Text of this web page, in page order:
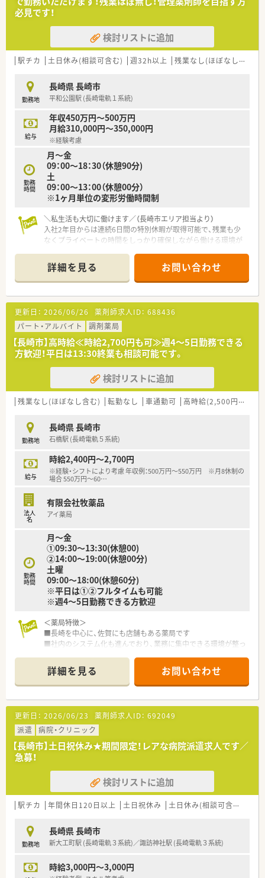
迎バスは諫早方面、長崎方面から朝晩1本ずつございます)
■施設内には喫茶店やカフェが併設されております。
■診療受付時間は平日16:30まで、土曜は11:30までです。
■診療時間は平日17:00まで、土曜は12:30までです。
■休診日は日・祝日、第2第4土曜日、年末年始(12/29～1/3)です
率化が図られています。分包機はトーショーの製品を使用して
います。
【設備面について】
■電子カルテとオーダリングシステムを導入しております
■分包機はトーショーの製品を導入しております
【業務内容について】
■医薬品の調剤、薬品の管理、病棟服薬指導、混注業務、その他付
随する業務がございます。
■地域密着型の療養メインの病院です。
■残業はほぼ発生していない状況です
【休日】
■土曜半日と日祝がお休みです(第2,4土曜日はお休みです)
【従業員情報】
■薬剤師は2名在籍しております(50代男性薬局長、50代女性薬
剤師)
■調剤助手は2名、女性の方がサポート頂いております
【募集背景と求める人物像について】
■体制整備を目的とした増員募集であり、新しい仲間を求めてい
ます。チームワークを重視し、患者様一人ひとりに寄り添った医
療を提供できる方を歓迎しております。
必見です！
検討リストに追加
駅チカ 土日休み(相談可含む) 週32h以上 残業なし(ほぼなし含む)
勤務地
長崎県 長崎市
平和公園駅 (長崎電軌１系統)
給与
年収450万円～500万円
月給310,000円～350,000円
※経験考慮
勤務
時間
月～金
09：00～18：30（休憩90分)
土
09：00～13：00（休憩00分）
※1ヶ月単位の変形労働時間制
＼私生活も大切に働けます／（長崎市エリア担当より）
入社2年目からは連続6日間の特別休暇が取得可能で、残業も少
なくプライベートの時間をしっかり確保しながら働ける環境が
＊------------------------------------------＊
【店舗情報と応需状況について】
■長崎電気軌道1系統の平和公園駅から徒歩7分ほどの場所に位
置しており、毎日の通勤にも非常に便利な立地環境となっていま
す。
■近隣のクリニックから整形外科の処方箋をメインに1日あたり
約40枚応需しており、専門的な知識を深めることができる環境
です。
■店舗の開局時間は平日の9時から18時30分までとなっており、
土曜日は9時から13時までの午前のみの営業を行っています。
【法人特徴について】
■九州エリアにおいて複数の店舗を展開しており、地域に密着し
■社長自らも薬剤師の資格を持っており、現場の状況や業務の大
変さを深く理解してくれる安心感があります。
■会社全体で残業時間の削減に積極的に取り組んでおり、スタッ
フの働きやすさや環境改善を重視しています。
【勤務実態について】
■週休2日制を採用しており、土日休みや日曜日と土曜・月曜の
午後を組み合わせたお休みなど、働き方に合わせた相談が可能で
す。
■残業はほとんど発生しない環境となっており、業務終了後のプ
す。
■入社2年目以降の社員には年に1度連続6日間の特別休暇が付
与されるため、心身をリフレッシュさせながら無理なく働けま
す。
詳細を見る お問い合わせ
更新日： 2026/06/26 薬剤師求人ID： 688436
パート・アルバイト
調剤薬局
【長崎市】高時給≪時給2,700円も可≫週4～5日勤務できる
方歓迎！平日は13:30終業も相談可能です。
検討リストに追加
残業なし(ほぼなし含む) 転勤なし 車通勤可 高時給(2,500円以上)
勤務地
長崎県 長崎市
石橋駅 (長崎電軌５系統)
給与
時給2,400円～2,700円
※経験・シフトにより考慮 年収例：500万円～550万円 ※月8休制の
場合 550万円～60…
法人
名
有限会社牧薬品
アイ薬局
勤務
時間
月～金
①09:30～13:30(休憩00)
②14:00～19:00(休憩00分)
土曜
09:00～18:00(休憩60分)
※平日は①②フルタイムも可能
※週4～5日勤務できる方歓迎
＜薬局特徴＞
■長崎を中心に、佐賀にも店舗もある薬局です
■社内のシステム化も進んでおり、業務に集中できる環境が整っ
■総合病院の門前で多科目応需のため、スキルアップが出来る環
境です。
■総合病院の処方箋をメインに応需しており、無菌調剤室を備え
て365日開業しています。
■総合病院の門前で疑義照会も薬剤部を通して行っているため、
安心です。
■近隣にはコンビニやスーパーマーケット、生活用品店なども並
んでいるため通勤途中のお買い物にも便利な立地です。
■長崎市内に5店舗展開。1953創業の老舗の薬局です。
■社長は薬剤師ではありませんが、息子さんは薬剤師として本店
で勤務されています。
■会社として電子薬歴や自動一包化機械、インターネット発注シ
■ワークライフバランスを大事にしている企業です。
■ご年齢問わず活躍できる環境がございます。
■ドクターとの関係性を大事にされており、相互に理解のある環
■福利厚生も充実しており、業務上必要な図書を購入する際の購
詳細を見る お問い合わせ
更新日： 2026/06/23 薬剤師求人ID： 692049
派遣
病院・クリニック
【長崎市】土日祝休み★期間限定！レアな病院派遣求人です／
急募！
検討リストに追加
駅チカ 年間休日120日以上 土日祝休み 土日休み(相談可含む)
勤務地
長崎県 長崎市
新大工町駅 (長崎電軌３系統)／諏訪神社駅 (長崎電軌３系統)
時給3,000円～3,000円